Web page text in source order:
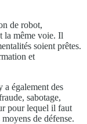
de robot,
la même voie. Il
soient prêtes.
et
également des
sabotage,
pour lequel il faut
de défense.